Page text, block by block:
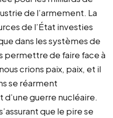
de l’armement. La
de l’État investies
dans les systèmes de
permettre de faire face à
crions paix, paix, et il
se réarment
guerre nucléaire.
que le pire se